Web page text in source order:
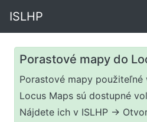
ISLHP
Porastové mapy do
Porastové mapy použiteľné
Locus Maps sú dostupné
Nájdete ich v ISLHP ->